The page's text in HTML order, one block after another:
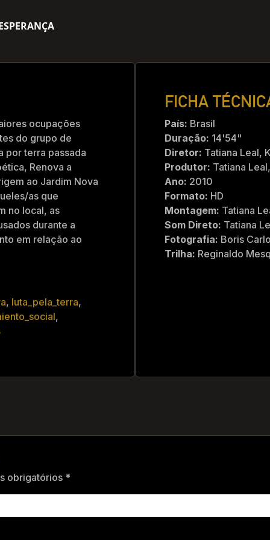
ocupações
do grupo de
por terra passada
Renova a
ao Jardim Nova
as que
no local, as
durante a
em relação ao
, luta_pela_terra,
,
FICHA
País: Brasil
Duração: 14'54"
Diretor: Tatiana Leal,
Produtor: Tatiana
Ano: 2010
Formato: HD
Montagem: Tatiana
Som Direto: Tatiana
Fotografia: Boris
Trilha: Reginaldo
obrigatórios *